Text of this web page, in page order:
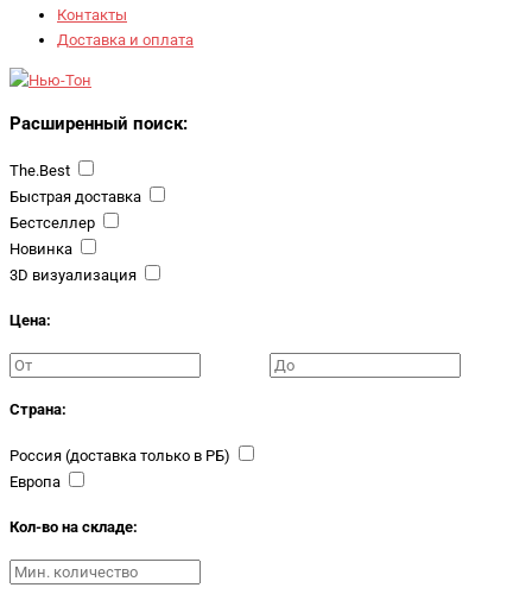
Контакты
Доставка и оплата
Расширенный поиск:
The.Best
Быстрая доставка
Бестселлер
Новинка
3D визуализация
Цена:
Страна:
Россия (доставка только в РБ)
Европа
Кол-во на складе: